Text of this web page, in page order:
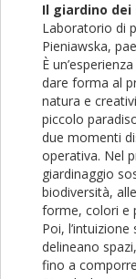
Il giardino dei
Laboratorio di
Pieniawska,
È
dare forma al
natura e
piccolo
due momenti
operativa. Nel
giardinaggio
biodiversità,
forme, colori e
Poi,
delineano
fino a